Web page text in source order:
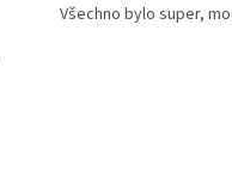
Všechno bylo super,